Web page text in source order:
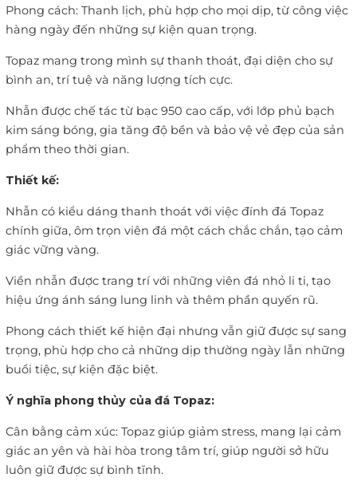
Phong cách: Thanh lịch, phù hợp cho mọi dịp, từ công việc
hàng ngày đến những sự kiện quan trọng.
Topaz mang trong mình sự thanh thoát, đại diện cho sự
bình an, trí tuệ và năng lượng tích cực.
Nhẫn được chế tác từ bạc 950 cao cấp, với lớp phủ bạch
kim sáng bóng, gia tăng độ bền và bảo vệ vẻ đẹp của sản
phẩm theo thời gian.
Thiết kế:
Nhẫn có kiểu dáng thanh thoát với việc đính đá Topaz
chính giữa, ôm trọn viên đá một cách chắc chắn, tạo cảm
giác vững vàng.
Viền nhẫn được trang trí với những viên đá nhỏ li ti, tạo
hiệu ứng ánh sáng lung linh và thêm phần quyến rũ.
Phong cách thiết kế hiện đại nhưng vẫn giữ được sự sang
trọng, phù hợp cho cả những dịp thường ngày lẫn những
buổi tiệc, sự kiện đặc biệt.
Ý nghĩa phong thủy của đá Topaz:
Cân bằng cảm xúc: Topaz giúp giảm stress, mang lại cảm
giác an yên và hài hòa trong tâm trí, giúp người sở hữu
luôn giữ được sự bình tĩnh.